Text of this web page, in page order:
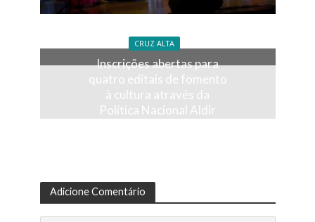
CRUZ ALTA
Inscrições abertas para
quatro editais de fomento
à cultura através da
Política Nacional Aldir
Adicione Comentário